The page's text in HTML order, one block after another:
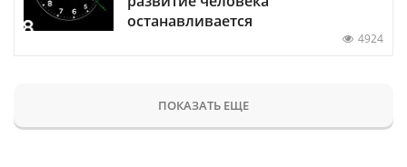
останавливается
4924
ПОКАЗАТЬ ЕЩЕ